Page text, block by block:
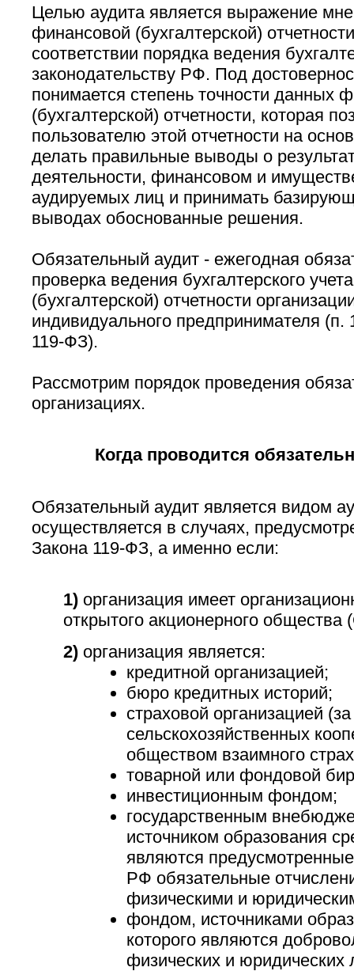
Целью аудита является выражение
финансовой (бухгалтерской)
соответствии порядка ведения
законодательству РФ. Под
понимается степень точности данных
(бухгалтерской) отчетности, которая
пользователю этой отчетности на
делать правильные выводы о
деятельности, финансовом и
аудируемых лиц и принимать
выводах обоснованные решения.
Обязательный аудит - ежегодная
проверка ведения бухгалтерского
(бухгалтерской) отчетности
индивидуального предпринимателя (п.
119-ФЗ).
Рассмотрим порядок проведения
организациях.
Когда проводится
Обязательный аудит является видом
осуществляется в случаях,
Закона 119-ФЗ, а именно если:
1) организация имеет
открытого акционерного
2)организация является:
кредитной организацией;
бюро кредитных историй;
страховой организацией
сельскохозяйственных
обществом взаимного
товарной или фондовой
инвестиционным фондом;
государственным
источником образования
являются
РФ обязательные
физическими и
фондом, источниками
которого являются
физических и юридических